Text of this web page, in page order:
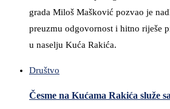
grada Miloš Mašković pozvao je
preuzmu odgovornost i hitno riješe
u naselju Kuća Rakića.
Društvo
Česme na Kućama Rakića služe